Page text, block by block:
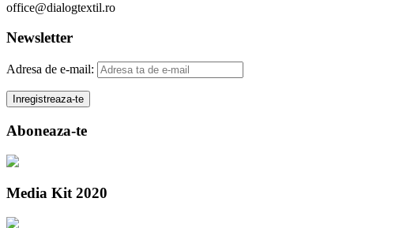
office@dialogtextil.ro
Newsletter
Adresa de e-mail:
Aboneaza-te
Media Kit 2020